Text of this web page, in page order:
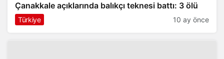
Çanakkale açıklarında balıkçı teknesi battı: 3 ölü
Türkiye 10 ay önce